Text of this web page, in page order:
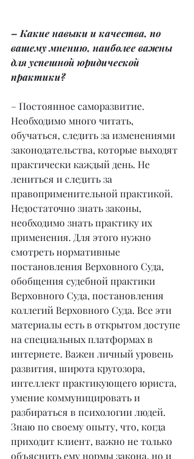
– Какие навыки и качества, по
вашему мнению, наиболее важны
для успешной юридической
практики?
– Постоянное саморазвитие.
Необходимо много читать,
обучаться, следить за изменениями
законодательства, которые выходят
практически каждый день. Не
лениться и следить за
правоприменительной практикой.
Недостаточно знать законы,
необходимо знать практику их
применения. Для этого нужно
смотреть нормативные
постановления Верховного Суда,
обобщения судебной практики
Верховного Суда, постановления
коллегий Верховного Суда. Все эти
материалы есть в открытом доступе
на специальных платформах в
интернете. Важен личный уровень
развития, широта кругозора,
интеллект практикующего юриста,
умение коммуницировать и
разбираться в психологии людей.
Знаю по своему опыту, что, когда
приходит клиент, важно не только
объяснить ему нормы закона, но и